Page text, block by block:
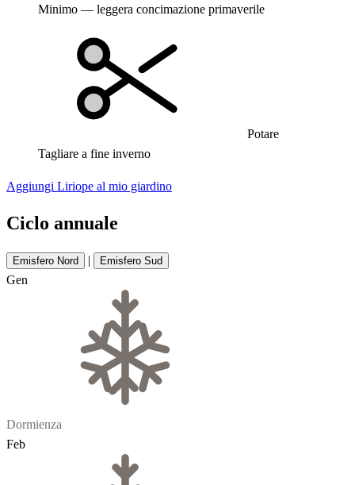
Minimo — leggera concimazione primaverile
Potare
Tagliare a fine inverno
Aggiungi Liriope al mio giardino
Ciclo annuale
Emisfero Nord | Emisfero Sud
Gen
Dormienza
Feb